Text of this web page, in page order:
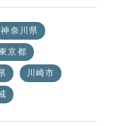
神奈川県
京都
川崎市